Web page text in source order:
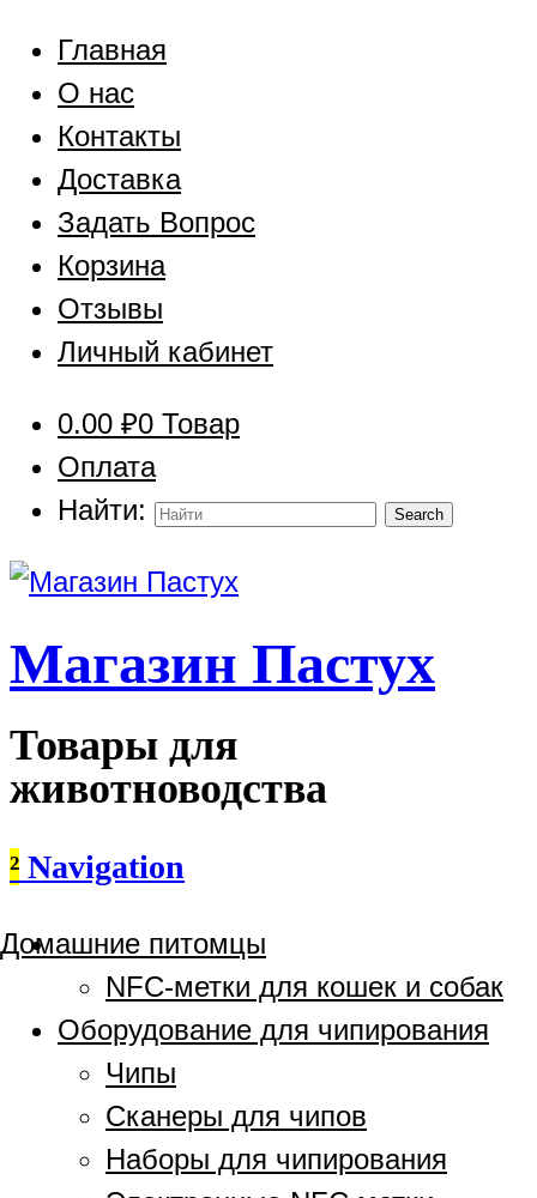
Главная
О нас
Контакты
Доставка
Задать Вопрос
Корзина
Отзывы
Личный кабинет
0.00 ₽0 Товар
Оплата
Найти:
Магазин Пастух
Товары для
животноводства
² Navigation
Домашние питомцы
NFC-метки для кошек и собак
Оборудование для чипирования
Чипы
Сканеры для чипов
Наборы для чипирования